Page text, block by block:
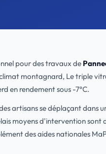
pour des travaux de
montagnard, Le triple
en rendement sous -7°C.
artisans se déplaçant
moyens d'intervention sont
des aides nationales